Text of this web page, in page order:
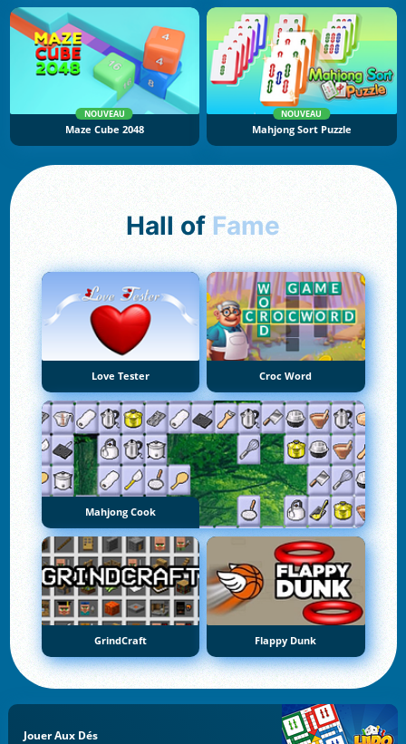
NOUVEAU
Maze Cube 2048
NOUVEAU
Mahjong Sort Puzzle
Hall of Fame
Love Tester Croc Word
Mahjong Cook
GrindCraft Flappy Dunk
Jouer Aux Dés